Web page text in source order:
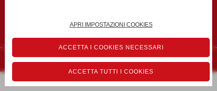
APRI IMPOSTAZIONI COOKIES
ACCETTA I COOKIES NECESSARI
ACCETTA TUTTI I COOKIES